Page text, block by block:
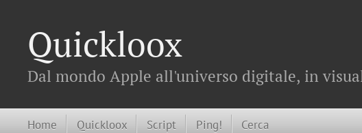
Quickloox
Dal mondo Apple all'universo digitale, in
Home Quickloox Script Ping! Cerca